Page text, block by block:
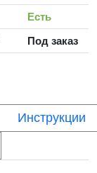
Есть
Под заказ
Инструкции